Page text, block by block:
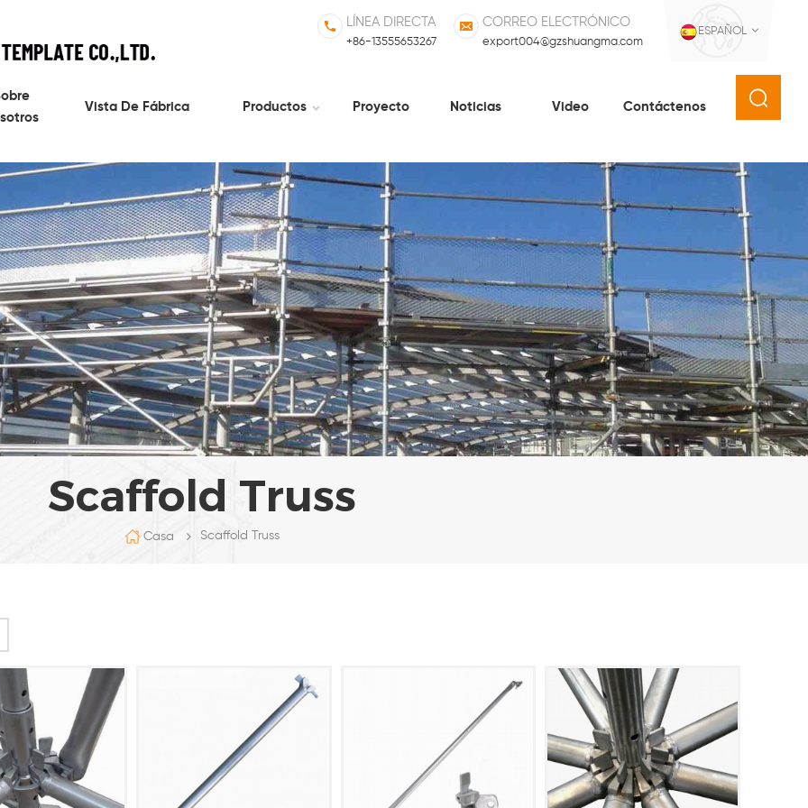
ESPAÑOL
LÍNEA DIRECTA
+86-13555653267
CORREO ELECTRÓNICO
export004@gzshuangma.com
Vista De Fábrica Productos Proyecto Noticias Video Contáctenos
Scaffold Truss
Casa Scaffold Truss